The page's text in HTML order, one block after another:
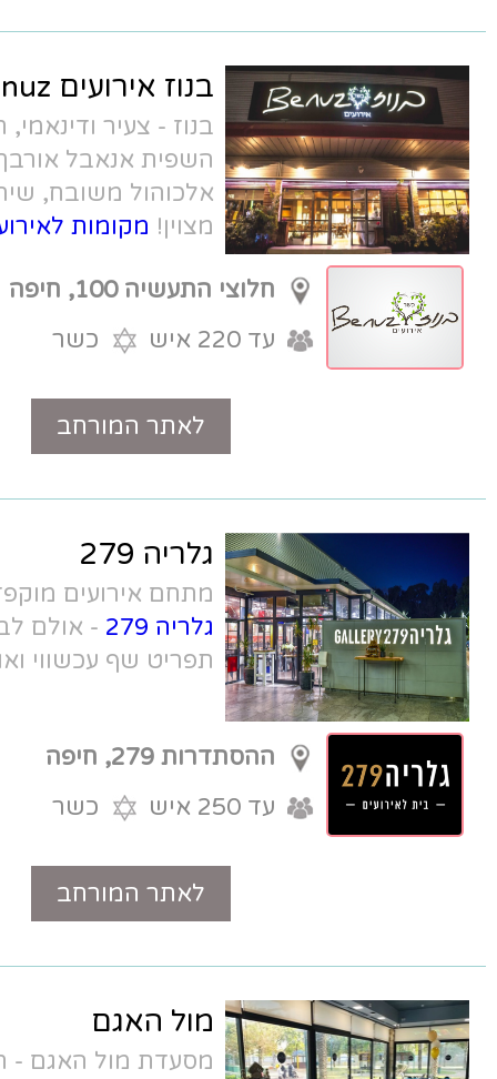
בנוז אירועים Benuz
בנוז - צעיר ודינאמי, חוויה קולינרית מבית
השפית אנאבל אורבך. תפריט יוקרתי,
אלכוהול משובח, שירות מקצועי - במחיר
מצוין!מקומות לאירועים קטנים בחיפה
חלוצי התעשיה 100, חיפה
כשר
טלפון
גלריה 279
מתחם אירועים מוקפד, חדשני ויפהפה.
גלריה 279
- אולם לברית באזור הצפון,
תפריט שף עכשווי ואווירה ייחודית.
ההסתדרות 279, חיפה
כשר
טלפון
מול האגם
מסעדת מול האגם - חוויה של אירוח כפרי